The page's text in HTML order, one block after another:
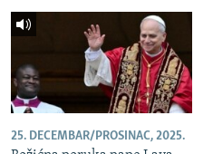
25. DECEMBAR/PROSINAC, 2025.